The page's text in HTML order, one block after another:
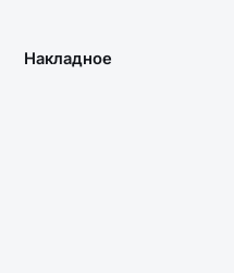
Накладное